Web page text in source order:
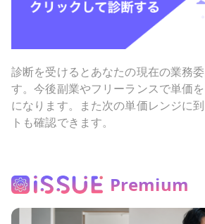
診断を受けるとあなたの現在の業務
す。今後副業やフリーランスで単価
になります。また次の単価レンジに
トも確認できます。
Premium